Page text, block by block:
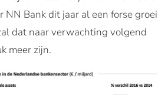
NN Bank dit jaar al een forse groei
dat naar verwachting volgend
meer zijn.